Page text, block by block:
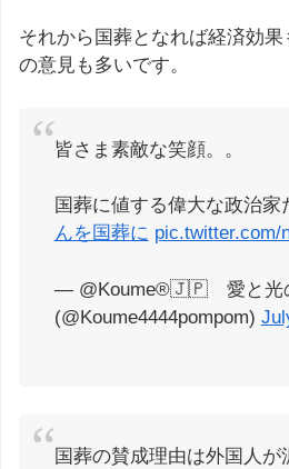
それから国葬となれば経済効
の意見も多いです。
皆さま素敵な笑顔。。
国葬に値する偉大な政治家
んを国葬に pic.twitter.com/
— @Koume®🇯🇵 愛と光
(@Koume4444pompom)
国葬の賛成理由は外国人